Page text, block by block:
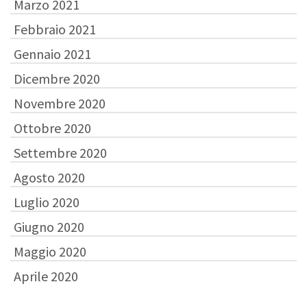
Marzo 2021
Febbraio 2021
Gennaio 2021
Dicembre 2020
Novembre 2020
Ottobre 2020
Settembre 2020
Agosto 2020
Luglio 2020
Giugno 2020
Maggio 2020
Aprile 2020